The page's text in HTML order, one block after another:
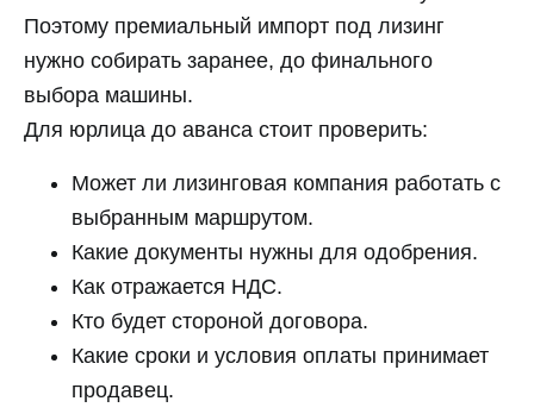
Поэтому премиальный импорт под лизинг
нужно собирать заранее, до финального
выбора машины.
Для юрлица до аванса стоит проверить:
Может ли лизинговая компания работать с
выбранным маршрутом.
Какие документы нужны для одобрения.
Как отражается НДС.
Кто будет стороной договора.
Какие сроки и условия оплаты принимает
продавец.